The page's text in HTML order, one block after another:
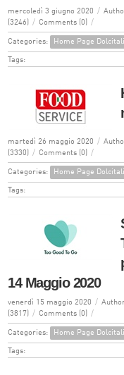
mercoledì 3 giugno 2020 /
(3246)
/ Comments (0) /
Categories: Home Page
Tags:
martedì 26 maggio 2020 /
(3330)
/ Comments (0) /
Categories: Home Page
Tags:
14 Maggio 2020
venerdì 15 maggio 2020 /
(3817)
/ Comments (0) /
Categories: Home Page
Tags: